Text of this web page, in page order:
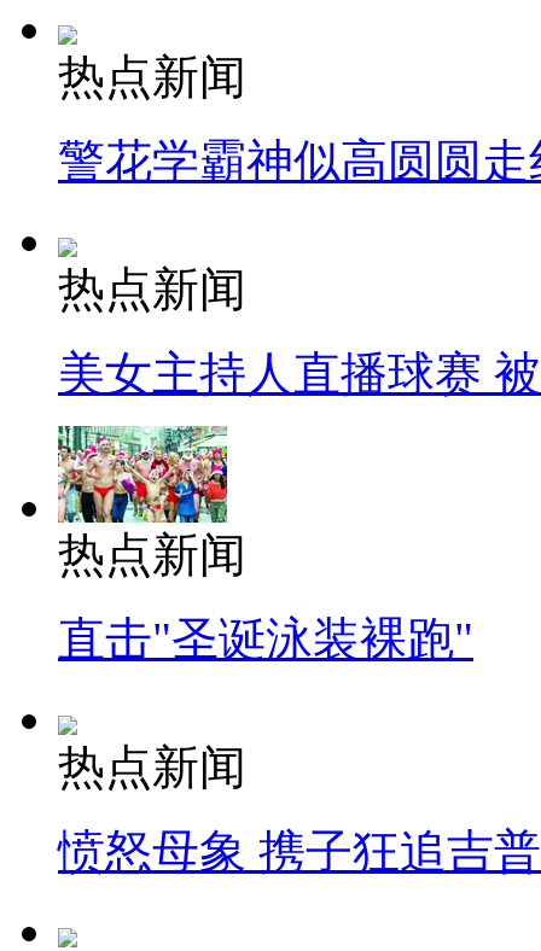
热点新闻
警花学霸神似高圆圆走
热点新闻
美女主持人直播球赛
热点新闻
直击"圣诞泳装裸跑"
热点新闻
愤怒母象 携子狂追吉